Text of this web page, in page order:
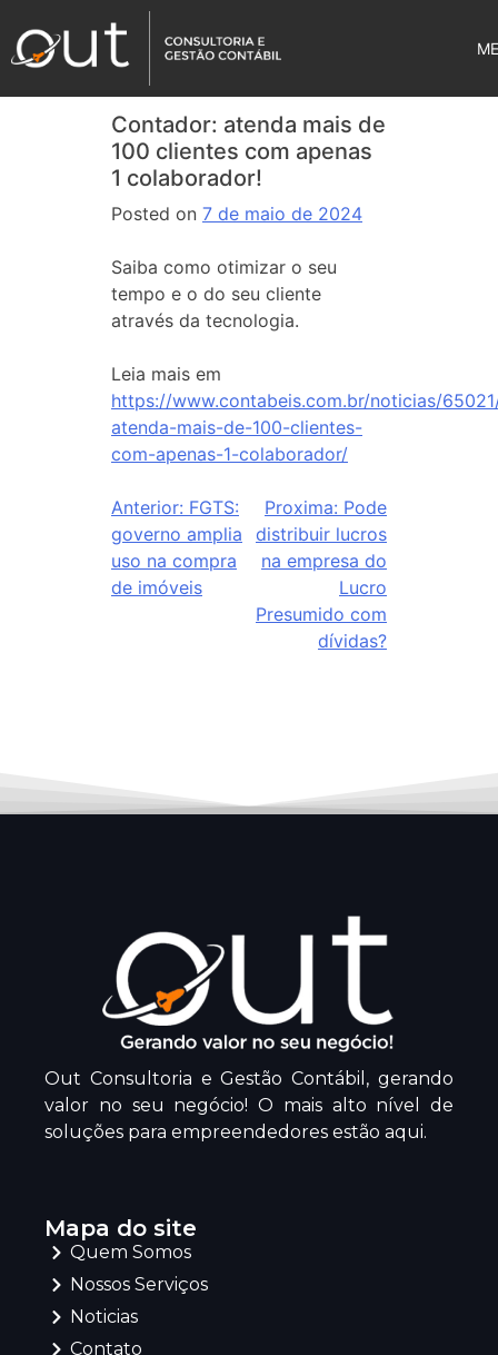
Contador: atenda mais de
100 clientes com apenas
1 colaborador!
Posted on 7 de maio de 2024
Saiba como otimizar o seu
tempo e o do seu cliente
através da tecnologia.
Leia mais em
https://www.contabeis.com.br/noticias/
atenda-mais-de-100-clientes-
com-apenas-1-colaborador/
Anterior: FGTS:
governo amplia
uso na compra
de imóveis
Proxima: Pode
distribuir lucros
na empresa do
Lucro
Presumido com
dívidas?
Out Consultoria e Gestão Contábil, gerando
valor no seu negócio! O mais alto nível de
soluções para empreendedores estão aqui.
Mapa do site
Quem Somos
Nossos Serviços
Noticias
Contato